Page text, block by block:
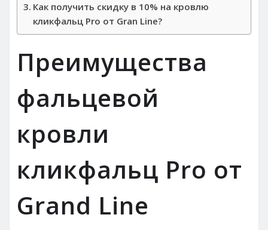
Как получить скидку в 10% на кровлю
кликфальц Pro от Gran Line?
Преимущества
фальцевой
кровли
кликфальц Pro от
Grand Line